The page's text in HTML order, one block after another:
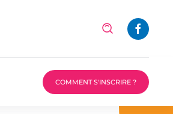
COMMENT S'INSCRIRE ?